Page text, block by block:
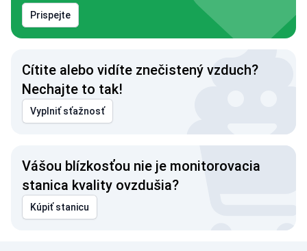
Prispejte
Cítite alebo vidíte znečistený vzduch?
Nechajte to tak!
Vyplniť sťažnosť
Vášou blízkosťou nie je monitorovacia
stanica kvality ovzdušia?
Kúpiť stanicu